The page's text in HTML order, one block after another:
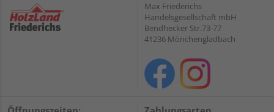
Max Friederichs
Handelsgesellschaft mbH
Bendhecker Str.73-77
41236 Mönchengladbach